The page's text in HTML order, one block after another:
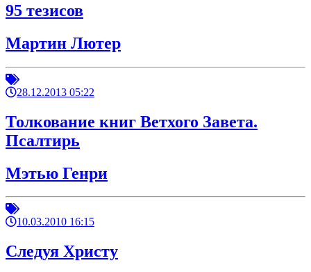
95 тезисов
Мартин Лютер
28.12.2013 05:22
Толкование книг Ветхого Завета.
Псалтирь
Мэтью Генри
10.03.2010 16:15
Следуя Христу